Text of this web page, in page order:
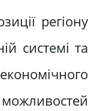
регіону
системі та